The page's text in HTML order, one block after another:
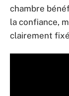
chambre
la confiance,
clairement